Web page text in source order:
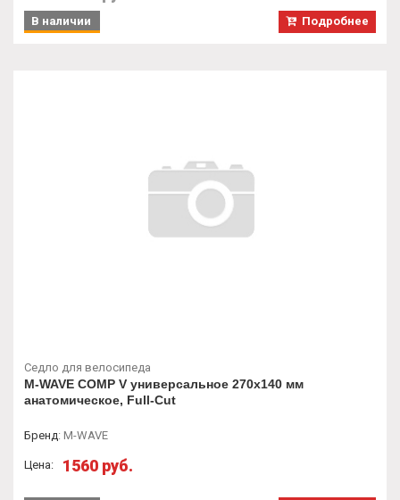
Подробнее
В наличии
Седло для велосипеда
M-WAVE COMP V универсальное 270х140 мм
анатомическое, Full-Cut
Бренд: M-WAVE
Цена: 1560 руб.